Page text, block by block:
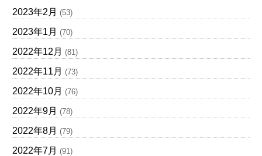
2023年2月 (53)
2023年1月 (70)
2022年12月 (81)
2022年11月 (73)
2022年10月 (76)
2022年9月 (78)
2022年8月 (79)
2022年7月 (91)